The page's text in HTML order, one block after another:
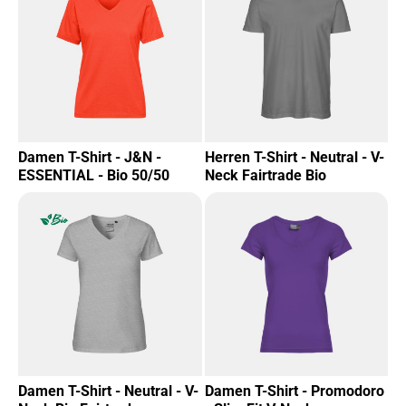
Damen T-Shirt - J&N -
ESSENTIAL - Bio 50/50
Herren T-Shirt - Neutral - V-
Neck Fairtrade Bio
Damen T-Shirt - Neutral - V- Damen T-Shirt - Promodoro